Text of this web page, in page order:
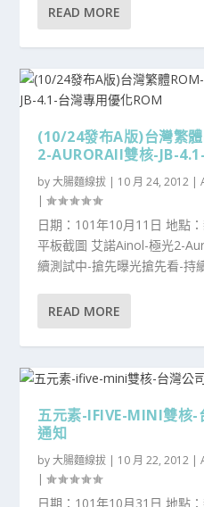
READ MORE
(10/24發布A版)台灣繁
2-AURORAII雙核-JB-
by大腸麵線拔 | 10 月 24, 2012 |
|
日期：101年10月11日 地點
平板截圖 艾諾Ainol-極光2-
續測試中-搶先曝光搶先看-持
READ MORE
五元素-IFIVE-MINI雙核-
通知
by大腸麵線拔 | 10 月 22, 2012 |
|
日期：101年10月31日 地點